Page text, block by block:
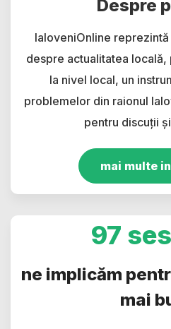
Despre
IaloveniOnline
despre actualitatea
la nivel local, un
problemelor din raionul
pentru discuții
mai multe
97
ne implicăm
mai